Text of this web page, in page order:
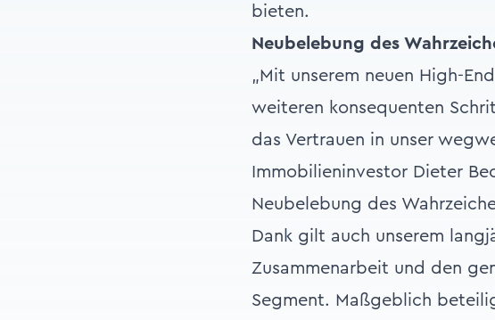
bieten.
Neubelebung des
„Mit unserem neuen High-
weiteren konsequenten
das Vertrauen in unser
Immobilieninvestor Dieter
Neubelebung des
Dank gilt auch unserem
Zusammenarbeit und den
Segment. Maßgeblich